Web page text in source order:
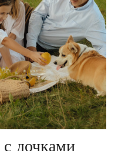
дочками